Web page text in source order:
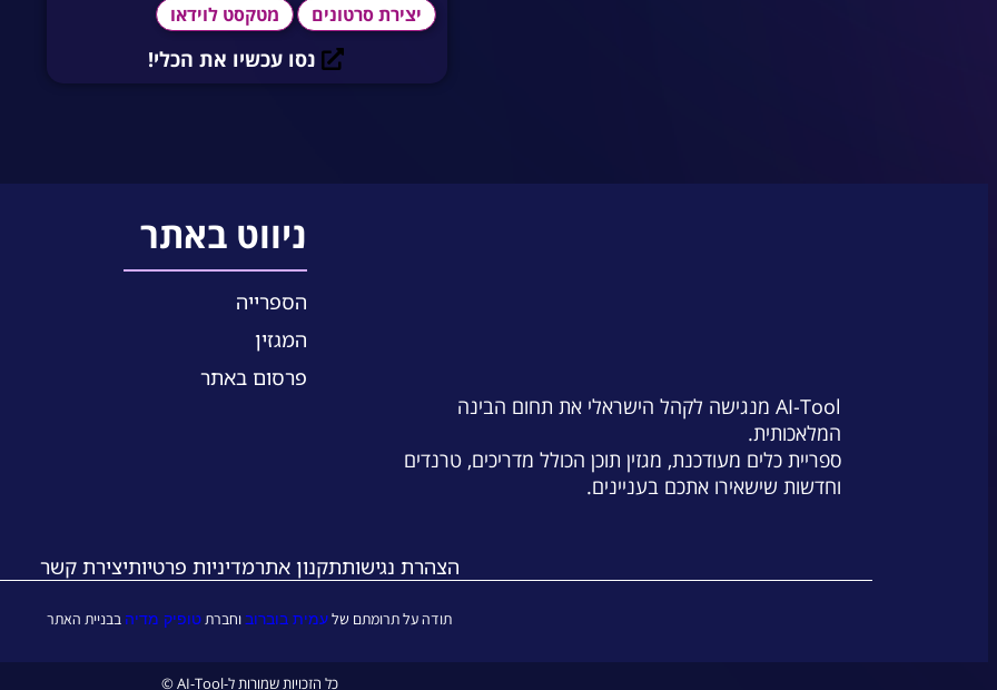
יצירת סרטונים מטקסט לוידאו
נסו עכשיו את הכלי!
AI-Tool מנגישה לקהל הישראלי את תחום הבינה
המלאכותית.
ספריית כלים מעודכנת, מגזין תוכן הכולל מדריכים, טרנדים
וחדשות שישאירו אתכם בעניינים.
ניווט באתר
הספרייה
המגזין
פרסום באתר
הצהרת נגישותתקנון אתרמדיניות פרטיותיצירת קשר
תודה על תרומתם שלעמית בוברובוחברתטופיק מדיה בבניית האתר
כל הזכויות שמורות ל-AI-Tool ©